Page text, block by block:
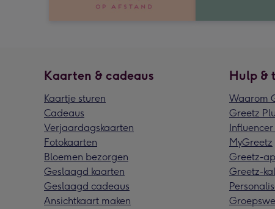
Kaarten & cadeaus
Kaartje sturen
Cadeaus
Verjaardagskaarten
Fotokaarten
Bloemen bezorgen
Geslaagd kaarten
Geslaagd cadeaus
Ansichtkaart maken
Hulp &
Waarom
Greetz
MyGreetz
Greetz-
Greetz-